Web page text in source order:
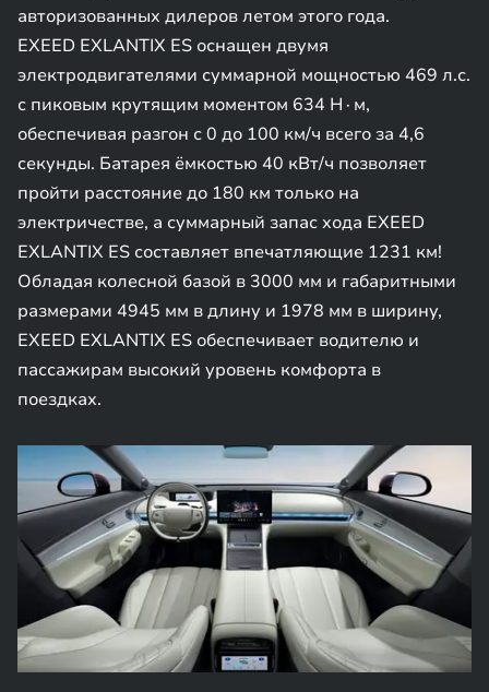
авторизованных дилеров летом этого года.
EXEED EXLANTIX ES оснащен двумя
электродвигателями суммарной мощностью 469 л.с.
с пиковым крутящим моментом 634 Н∙м,
обеспечивая разгон с 0 до 100 км/ч всего за 4,6
секунды. Батарея ёмкостью 40 кВт/ч позволяет
пройти расстояние до 180 км только на
электричестве, а суммарный запас хода EXEED
EXLANTIX ES составляет впечатляющие 1231 км!
Обладая колесной базой в 3000 мм и габаритными
размерами 4945 мм в длину и 1978 мм в ширину,
EXEED EXLANTIX ES обеспечивает водителю и
пассажирам высокий уровень комфорта в
поездках.